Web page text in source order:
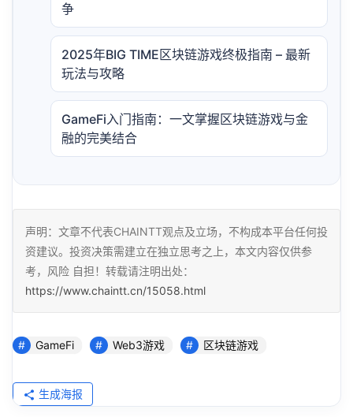
争
2025年BIG TIME区块链游戏终极指南 – 最新
玩法与攻略
GameFi入门指南：一文掌握区块链游戏与金
融的完美结合
声明：文章不代表CHAINTT观点及立场，不构成本平台任何投
资建议。投资决策需建立在独立思考之上，本文内容仅供参
考，风险 自担！转载请注明出处：
https://www.chaintt.cn/15058.html
GameFi Web3游戏 区块链游戏
生成海报